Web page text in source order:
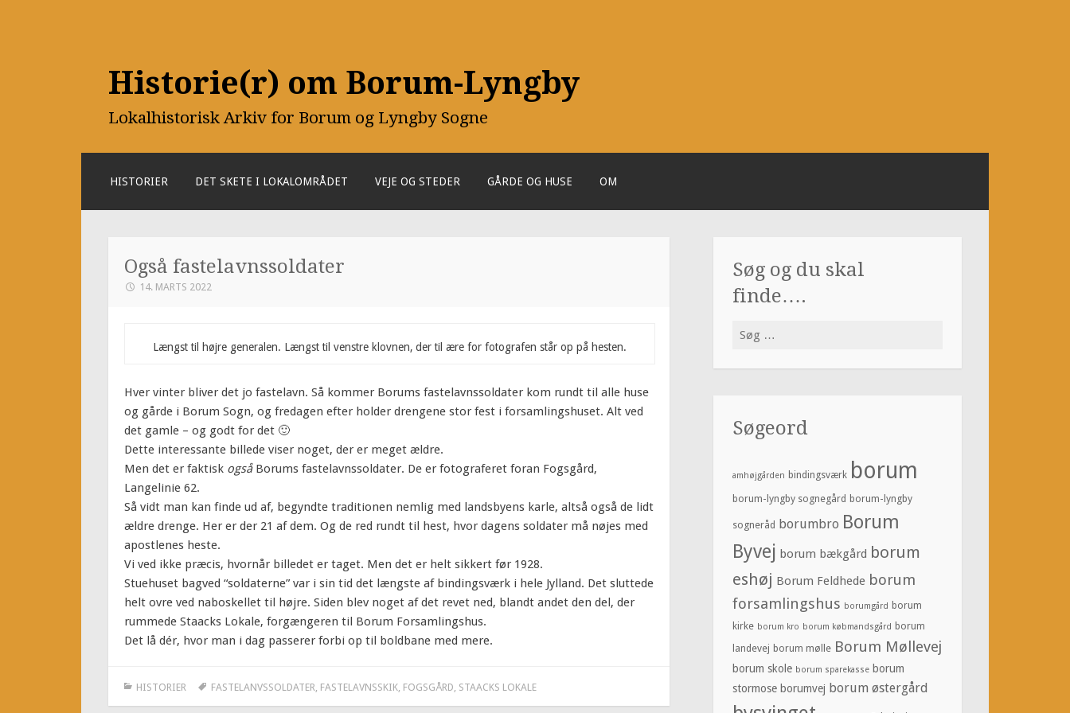
Historie(r) om Borum-Lyngby
Lokalhistorisk Arkiv for Borum og Lyngby Sogne
CONTENT
HISTORIER DET SKETE I LOKALOMRÅDET VEJE OG STEDER GÅRDE OG HUSE OM
Også fastelavnssoldater
14. MARTS 2022
Længst til højre generalen. Længst til venstre klovnen, der til ære for fotografen står op på hesten.
Hver vinter bliver det jo fastelavn. Så kommer Borums fastelavnssoldater kom rundt til alle huse
og gårde i Borum Sogn, og fredagen efter holder drengene stor fest i forsamlingshuset. Alt ved
det gamle – og godt for det 🙂
Dette interessante billede viser noget, der er meget ældre.
Men det er faktisk ogsåBorums fastelavnssoldater. De er fotograferet foran Fogsgård,
Langelinie 62.
Så vidt man kan finde ud af, begyndte traditionen nemlig med landsbyens karle, altså også de lidt
ældre drenge. Her er der 21 af dem. Og de red rundt til hest, hvor dagens soldater må nøjes med
apostlenes heste.
Vi ved ikke præcis, hvornår billedet er taget. Men det er helt sikkert før 1928.
Stuehuset bagved “soldaterne” var i sin tid det længste af bindingsværk i hele Jylland. Det sluttede
helt ovre ved naboskellet til højre. Siden blev noget af det revet ned, blandt andet den del, der
rummede Staacks Lokale, forgængeren til Borum Forsamlingshus.
Det lå dér, hvor man i dag passerer forbi op til boldbane med mere.
HISTORIER FASTELANVSSOLDATER, FASTELAVNSSKIK, FOGSGÅRD, STAACKS LOKALE
Søg og du skal
finde….
Søg
Søgeord
amhøjgården bindingsværk borum
borum-lyngby sognegård borum-lyngby
sogneråd borumbro Borum
Byvej borum bækgård borum
eshøj Borum Feldhede borum
forsamlingshus borumgård borum
kirke borum kro borum købmandsgård borum
landevej borum mølle Borum Møllevej
borum skole borum sparekasse borum
stormose borumvej borum østergård